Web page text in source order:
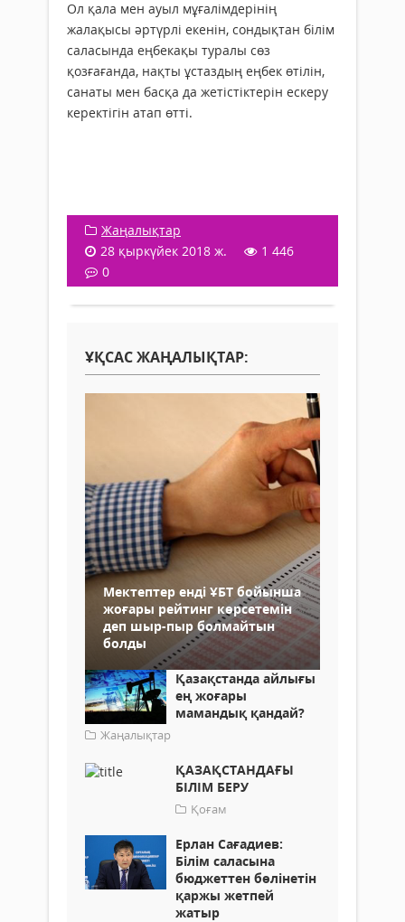
Ол қала мен ауыл мұғалімдерінің
жалақысы әртүрлі екенін, сондықтан білім
саласында еңбекақы туралы сөз
қозғағанда, нақты ұстаздың еңбек өтілін,
санаты мен басқа да жетістіктерін ескеру
керектігін атап өтті.
Жаңалықтар
28 қыркүйек 2018 ж.
1 446
0
ҰҚСАС ЖАҢАЛЫҚТАР:
Мектептер енді ҰБТ бойынша
жоғары рейтинг көрсетемін
деп шыр-пыр болмайтын
болды
Қазақстанда айлығы
ең жоғары
мамандық қандай?
Жаңалықтар
ҚАЗАҚСТАНДАҒЫ
БІЛІМ БЕРУ
Қоғам
Ерлан Сағадиев:
Білім саласына
бюджеттен бөлінетін
қаржы жетпей
жатыр